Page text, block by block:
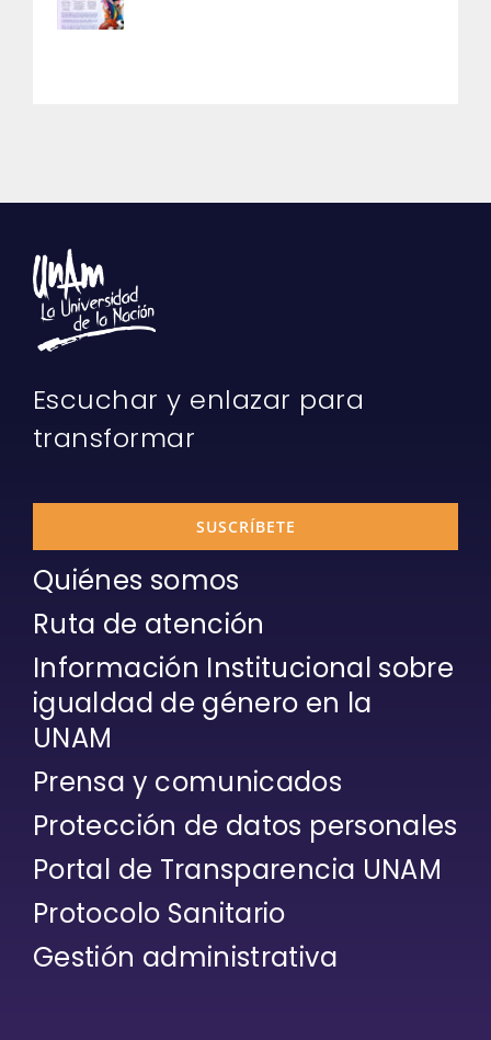
Escuchar y enlazar para
transformar
SUSCRÍBETE
Quiénes somos
Ruta de atención
Información Institucional sobre
igualdad de género en la
UNAM
Prensa y comunicados
Protección de datos personales
Portal de Transparencia UNAM
Protocolo Sanitario
Gestión administrativa